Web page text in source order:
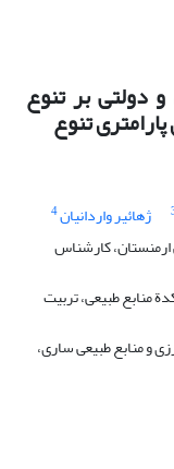
دولتی بر تنوع
تنوع
ژهائیر واردانیان4
کارشناس
منابع طبیعی، تربیت
و منابع طبیعی ساری،